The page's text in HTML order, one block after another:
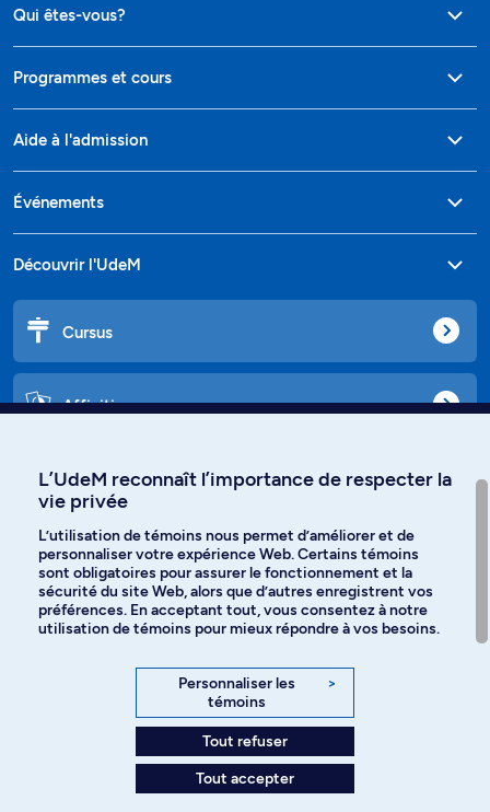
Qui êtes-vous?
Programmes et cours
Aide à l'admission
Événements
Découvrir l'UdeM
Cursus
Affiniti
Langues
Facebook Instagram
TikTok YouTube
Politique de confidentialité
L’UdeM reconnaît l’importance de respecter la
vie privée
L’utilisation de témoins nous permet d’améliorer et de
personnaliser votre expérience Web. Certains témoins
sont obligatoires pour assurer le fonctionnement et la
sécurité du site Web, alors que d’autres enregistrent vos
préférences. En acceptant tout, vous consentez à notre
utilisation de témoins pour mieux répondre à vos besoins.
Personnaliser les
témoins
>
Tout refuser
Tout accepter